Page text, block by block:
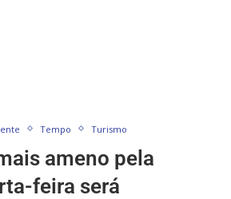
Tempo Turismo
ameno pela
feira será